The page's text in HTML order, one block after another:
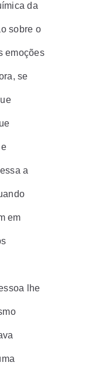
da
sobre o
emoções
se
a
em
lhe